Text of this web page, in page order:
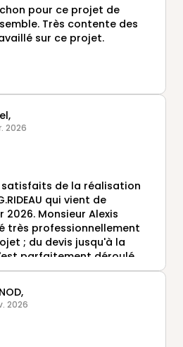
pour ce projet de
Très contente des
sur ce projet.
2026
satisfaits de la réalisation
qui vient de
2026. Monsieur Alexis
très professionnellement
; du devis jusqu'à la
parfaitement déroulé,
qui était prévu , avec des
( électricien, maçon,
très compétents,
et de plus
2026